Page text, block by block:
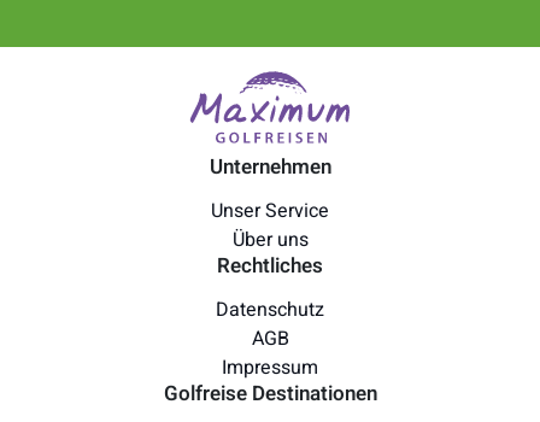
Unternehmen
Unser Service
Über uns
Rechtliches
Datenschutz
AGB
Impressum
Golfreise Destinationen